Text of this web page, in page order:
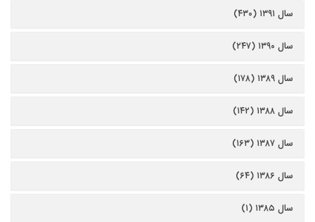
سال ۱۳۹۱ (۴۳۰)
سال ۱۳۹۰ (۲۴۷)
سال ۱۳۸۹ (۱۷۸)
سال ۱۳۸۸ (۱۴۲)
سال ۱۳۸۷ (۱۶۳)
سال ۱۳۸۶ (۶۴)
سال ۱۳۸۵ (۱)